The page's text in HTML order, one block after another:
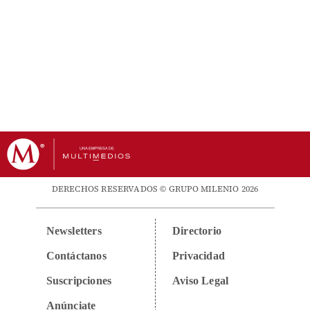
DERECHOS RESERVADOS © GRUPO MILENIO 2026
Newsletters
Contáctanos
Suscripciones
Anúnciate
Directorio
Privacidad
Aviso Legal